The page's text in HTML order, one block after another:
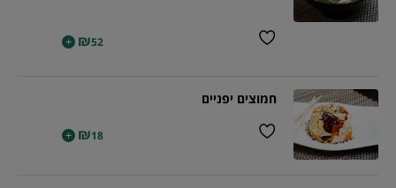
₪52
+
חמוצים יפניים
₪18
+